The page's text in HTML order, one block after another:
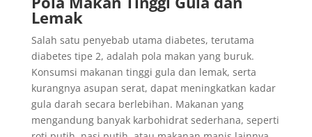
Lemak
Salah satu penyebab utama diabetes, terutama
diabetes tipe 2, adalah pola makan yang buruk.
Konsumsi makanan tinggi gula dan lemak, serta
kurangnya asupan serat, dapat meningkatkan kadar
gula darah secara berlebihan. Makanan yang
mengandung banyak karbohidrat sederhana, seperti